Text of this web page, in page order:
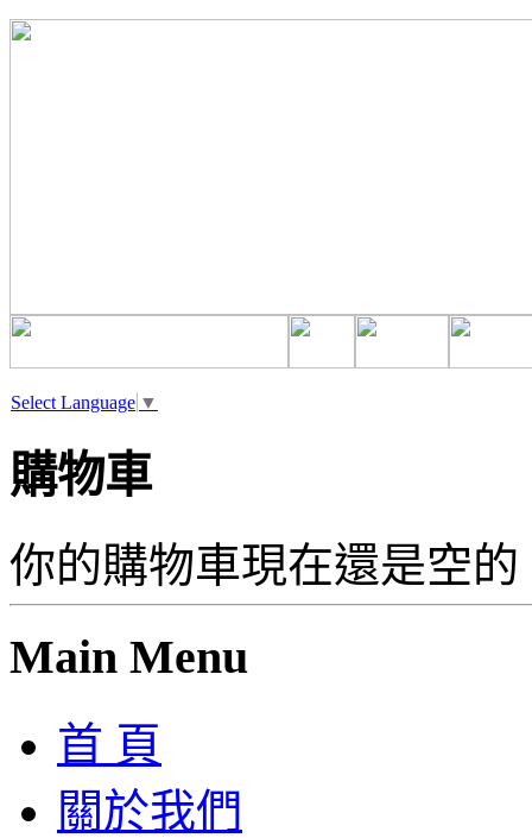
Select Language ▼
購物車
你的購物車現在還是空的
Main Menu
首 頁
關於我們